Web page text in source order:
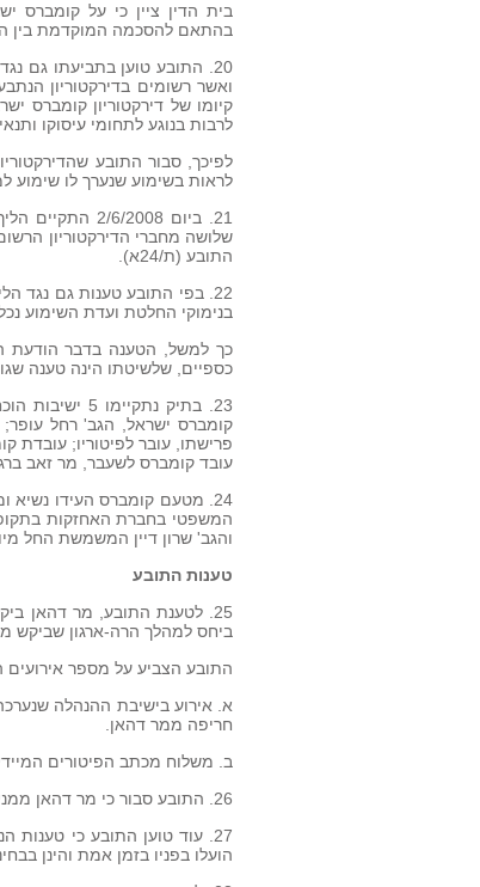
בית הדין ציין כי על
בהתאם להסכמה המוקדמת בין
20. התובע טוען בתביעתו גם
קיומו של דירקטוריון קומברס
לרבות בנוגע לתחומי עיסוקו
לראות בשימוע שנערך לו שימוע
התובע (ת/24א).
22. בפי התובע טענות גם נגד
בנימוקי החלטת ועדת השימוע
כספיים, שלשיטתו הינה טענה
23. בתיק
קומברס ישראל, הגב' רחל עופר;
פרישתו, עובר לפיטוריו; עובדת
עובד קומברס לשעבר, מר זאב
המשפטי בחברת האחזקות
והגב' שרון דיין המשמשת החל מיוני 2010 כמנהלת משאבי האנוש של קומברס
טענות התובע
25. לטענת התובע, מר דהאן
ביחס למהלך הרה-ארגון שביקש
התובע הצביע על מספר אירועים
א. אירוע בישיבת ההנהלה
חריפה ממר דהאן.
ב. משלוח מכתב הפיטורים המיידי
26. התובע סבור כי מר דהאן ממניעים פסולים ביקש לשלול מהתובע את הזכויות להן הוא עותר בהליך זה.
27. עוד טוען התובע כי
הועלו בפניו בזמן אמת והינן